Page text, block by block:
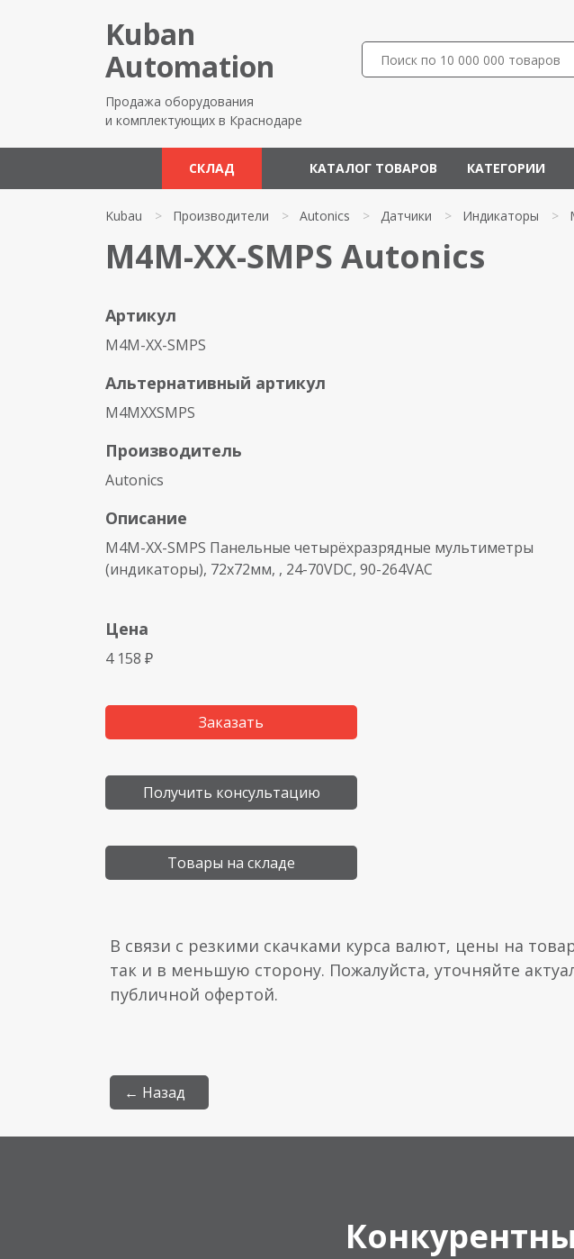
Kuban
Automation
Продажа оборудования
и комплектующих в Краснодаре
СКЛАД КАТАЛОГ ТОВАРОВ КАТЕГОРИИ
Kubau > Производители > Autonics > Датчики > Индикаторы >
M4M-XX-SMPS Autonics
Артикул
M4M-XX-SMPS
Альтернативный артикул
M4MXXSMPS
Производитель
Autonics
Описание
M4M-XX-SMPS Панельные четырёхразрядные мультиметры
(индикаторы), 72х72мм, , 24-70VDC, 90-264VAC
Цена
4 158 ₽
Заказать
Получить консультацию
Товары на складе
В связи с резкими скачками курса валют, цены на
так и в меньшую сторону. Пожалуйста, уточняйте
публичной офертой.
← Назад